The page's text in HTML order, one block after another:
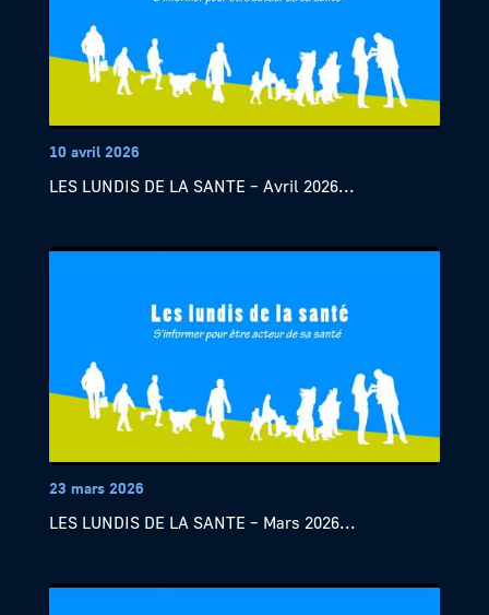
10 avril 2026
LES LUNDIS DE LA SANTE – Avril 2026...
23 mars 2026
LES LUNDIS DE LA SANTE – Mars 2026...